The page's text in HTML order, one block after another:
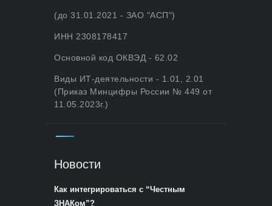
(до 31.01.2021 - ЗАО "АСП")
ИНН 2308178417
Основной код ОКВЭД - 62.02
Виды ИТ-деятельности - 1.01, 2.01
(Приказ Минцифры России № 449 от
11.05.2023г.)
Новости
Как интегрироваться с “Честным
ЗНАКом”?